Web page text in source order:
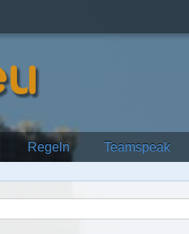
Regeln Teamspeak